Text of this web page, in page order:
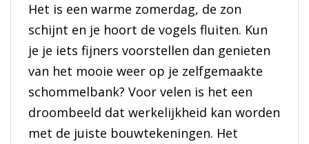
Het is een warme zomerdag, de zon
schijnt en je hoort de vogels fluiten. Kun
je je iets fijners voorstellen dan genieten
van het mooie weer op je zelfgemaakte
schommelbank? Voor velen is het een
droombeeld dat werkelijkheid kan worden
met de juiste bouwtekeningen. Het